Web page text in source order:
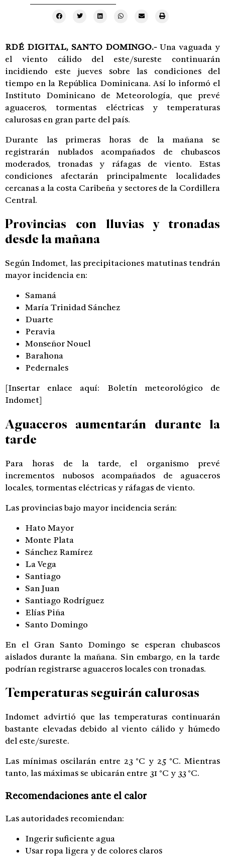
RDÉ DIGITAL, SANTO DOMINGO.-Una vaguada y
el viento cálido del este/sureste continuarán
incidiendo este jueves sobre las condiciones del
tiempo en la República Dominicana. Así lo informó el
Instituto Dominicano de Meteorología, que prevé
aguaceros, tormentas eléctricas y temperaturas
calurosas en gran parte del país.
Durante las primeras horas de la mañana se
registrarán nublados acompañados de chubascos
moderados, tronadas y ráfagas de viento. Estas
condiciones afectarán principalmente localidades
cercanas a la costa Caribeña y sectores de la Cordillera
Central.
Provincias con lluvias y tronadas
desde la mañana
Según Indomet, las precipitaciones matutinas tendrán
mayor incidencia en:
Samaná
María Trinidad Sánchez
Duarte
Peravia
Monseñor Nouel
Barahona
Pedernales
[Insertar enlace aquí: Boletín meteorológico de
Indomet]
Aguaceros aumentarán durante la
tarde
Para horas de la tarde, el organismo prevé
incrementos nubosos acompañados de aguaceros
locales, tormentas eléctricas y ráfagas de viento.
Las provincias bajo mayor incidencia serán:
Hato Mayor
Monte Plata
Sánchez Ramírez
La Vega
Santiago
San Juan
Santiago Rodríguez
Elías Piña
Santo Domingo
En el Gran Santo Domingo se esperan chubascos
aislados durante la mañana. Sin embargo, en la tarde
podrían registrarse aguaceros locales con tronadas.
Temperaturas seguirán calurosas
Indomet advirtió que las temperaturas continuarán
bastante elevadas debido al viento cálido y húmedo
del este/sureste.
Las mínimas oscilarán entre 23 °C y 25 °C. Mientras
tanto, las máximas se ubicarán entre 31 °C y 33 °C.
Recomendaciones ante el calor
Las autoridades recomiendan:
Ingerir suficiente agua
Usar ropa ligera y de colores claros